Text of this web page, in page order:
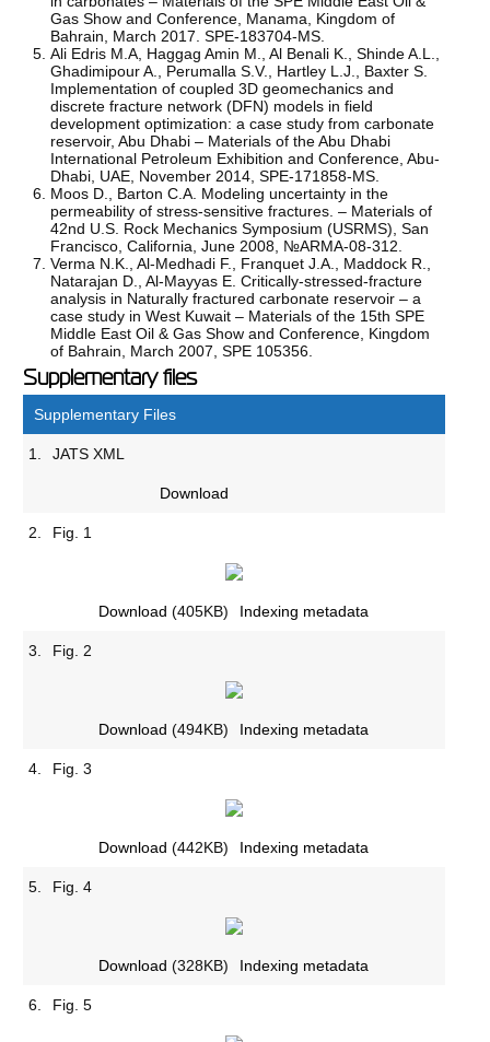
Gas Show and Conference, Manama, Kingdom of
Bahrain, March 2017. SPE-183704-MS.
Ali Edris M.A, Haggag Amin M., Al Benali K., Shinde A.L.,
Ghadimipour A., Perumalla S.V., Hartley L.J., Baxter S.
Implementation of coupled 3D geomechanics and
discrete fracture network (DFN) models in field
development optimization: a case study from carbonate
reservoir, Abu Dhabi – Materials of the Abu Dhabi
International Petroleum Exhibition and Conference, Abu-
Dhabi, UAE, November 2014, SPE-171858-MS.
Moos D., Barton C.A. Modeling uncertainty in the
permeability of stress-sensitive fractures. – Materials of
42nd U.S. Rock Mechanics Symposium (USRMS), San
Francisco, California, June 2008, №ARMA-08-312.
Verma N.K., Al-Medhadi F., Franquet J.A., Maddock R.,
Natarajan D., Al-Mayyas E. Critically-stressed-fracture
analysis in Naturally fractured carbonate reservoir – a
case study in West Kuwait – Materials of the 15th SPE
Middle East Oil & Gas Show and Conference, Kingdom
of Bahrain, March 2007, SPE 105356.
Supplementary files
Supplementary Files
1. JATS XML
Download
2. Fig. 1
Download (405KB) Indexing metadata
3. Fig. 2
Download (494KB) Indexing metadata
4. Fig. 3
Download (442KB) Indexing metadata
5. Fig. 4
Download (328KB) Indexing metadata
6. Fig. 5